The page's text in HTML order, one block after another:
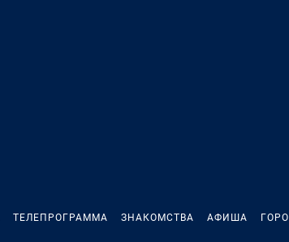
ТЕЛЕПРОГРАММА ЗНАКОМСТВА АФИША